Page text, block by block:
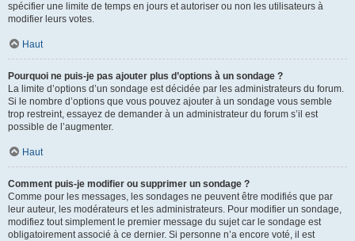
spécifier une limite de temps en jours et autoriser ou non les utilisateurs à
modifier leurs votes.
Haut
Pourquoi ne puis-je pas ajouter plus d’options à un sondage ?
La limite d’options d’un sondage est décidée par les administrateurs du forum.
Si le nombre d’options que vous pouvez ajouter à un sondage vous semble
trop restreint, essayez de demander à un administrateur du forum s’il est
possible de l’augmenter.
Haut
Comment puis-je modifier ou supprimer un sondage ?
Comme pour les messages, les sondages ne peuvent être modifiés que par
leur auteur, les modérateurs et les administrateurs. Pour modifier un sondage,
modifiez tout simplement le premier message du sujet car le sondage est
obligatoirement associé à ce dernier. Si personne n’a encore voté, il est